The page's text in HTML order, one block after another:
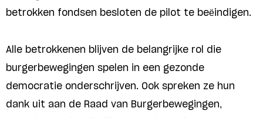
betrokken fondsen besloten de pilot te beëindigen.
Alle betrokkenen blijven de belangrijke rol die
burgerbewegingen spelen in een gezonde
democratie onderschrijven. Ook spreken ze hun
dank uit aan de Raad van Burgerbewegingen,